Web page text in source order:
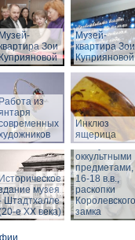
Музей-
Зои
Музей-
квартира Зои
Куприяновой
Работа из
Инклюз
ящерица
Историческое
музея
Штадтхалле
е XX века)
Шкатулка с
оккультными
предметами,
16-18 в.в.,
раскопки
Королевского
замка